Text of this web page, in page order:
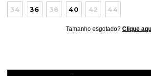
34 36 38 40 42 44
Tamanho esgotado? Clique